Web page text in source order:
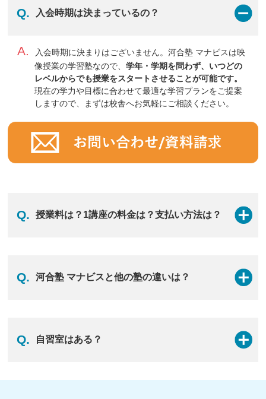
習の悩みをサポートする大学生のアシスタントアドバ
イザーがあなたの強い味方です。あなたの学力を上
マナビスの詳細はこちら
Q. 入会時期は決まっているの？
A.
入会時期に決まりはございません。河合塾 マナビスは映
像授業の学習塾なので、学年・学期を問わず、いつどの
レベルからでも授業をスタートさせることが可能です。
現在の学力や目標に合わせて最適な学習プランをご提案
しますので、まずは校舎へお気軽にご相談ください。
Q. 授業料は？1講座の料金は？支払い方法は？
2.学習サポート料 【月額6,600円（税込）】：毎月いた
だく費用です。
Q. 河合塾 マナビスと他の塾の違いは？
に、目標を立てて学習の課題を解決できるので、最短ル
1. 大学受験専門の塾だから、受験に備えて的確で無駄の
Q. 自習室はある？
A.
ほとんどの校舎が自習室を設置していますが、小規模校